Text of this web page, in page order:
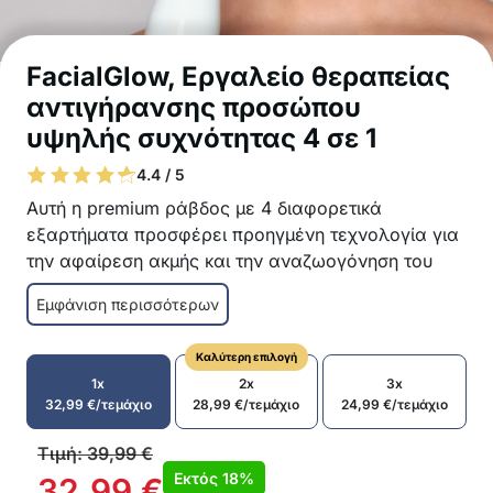
FacialGlow, Εργαλείο θεραπείας
αντιγήρανσης προσώπου
υψηλής συχνότητας 4 σε 1
4.4 / 5
Αυτή η premium ράβδος με 4 διαφορετικά
εξαρτήματα προσφέρει προηγμένη τεχνολογία για
την αφαίρεση ακμής και την αναζωογόνηση του
δέρματος στην άνεση του σπιτιού σας.
4 διαφορετικά εξαρτήματα ράβδου για
διαφορετικούς σκοπούς
Πιο ευρύ εξάρτημα ράβδου για θεραπεία σε
ευρύτερη περιοχή
Η πιο στενή ράβδος είναι ιδανική για
ευαίσθητες περιοχές όπως το δέρμα και οι
μαύροι κύκλοι κάτω από τα μάτια
Εμφάνιση περισσότερων
1x
32,99 €/τεμάχιο
Καλύτερη επιλογή
2x
28,99€/τεμάχιο
3x
24,99€/τεμάχιο
Τιμή:39,99€
Εκτός 18%